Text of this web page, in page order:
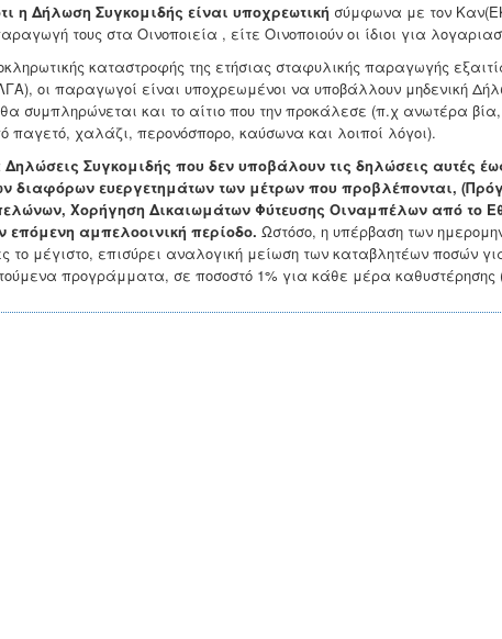
η Δήλωση Συγκομιδής είναι υποχρεωτική σύμφωνα με τον
τους στα Οινοποιεία , είτε Οινοποιούν οι ίδιοι για
καταστροφής της ετήσιας σταφυλικής παραγωγής
οι παραγωγοί είναι υποχρεωμένοι να υποβάλλουν μηδενική
θα συμπληρώνεται και το αίτιο που την προκάλεσε (π.χ ανωτέρα βία,
παγετό, χαλάζι, περονόσπορο, καύσωνα και λοιποί λόγοι).
Δηλώσεις Συγκομιδής που δεν υποβάλουν τις δηλώσεις αυτές
διαφόρων ευεργετημάτων των μέτρων που προβλέπονται,
Χορήγηση Δικαιωμάτων Φύτευσης Οιναμπέλων από το
επόμενη αμπελοοινική περίοδο. Ωστόσο, η υπέρβαση των
το μέγιστο, επισύρει αναλογική μείωση των καταβλητέων ποσών
προγράμματα, σε ποσοστό 1% για κάθε μέρα καθυστέρησης